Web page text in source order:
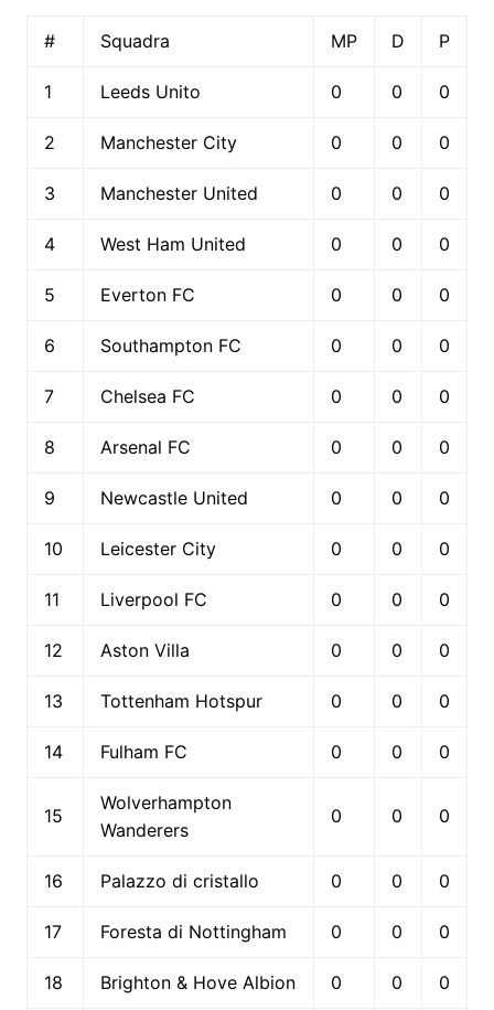
# Squadra MP D P
1 Leeds Unito 0 0 0
2 Manchester City 0 0 0
3 Manchester United 0 0 0
4 West Ham United 0 0 0
5 Everton FC 0 0 0
6 Southampton FC 0 0 0
7 Chelsea FC 0 0 0
8 Arsenal FC 0 0 0
9 Newcastle United 0 0 0
10 Leicester City 0 0 0
11 Liverpool FC 0 0 0
12 Aston Villa 0 0 0
13 Tottenham Hotspur 0 0 0
14 Fulham FC 0 0 0
15
Wolverhampton
Wanderers
0 0 0
16 Palazzo di cristallo 0 0 0
17 Foresta di Nottingham 0 0 0
18 Brighton & Hove Albion 0 0 0